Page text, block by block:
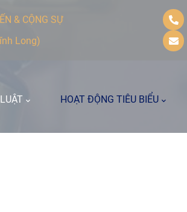
& CỘNG SỰ
Long)
HOẠT ĐỘNG TIÊU BIỂU